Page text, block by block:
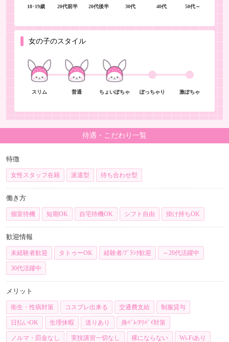
18･19歳 20代前半 20代後半 30代 40代 50代～
女の子のスタイル
スリム 普通 ちょいぽちゃ ぽっちゃり 激ぽちゃ
待遇・こだわり一覧
特徴
女性スタッフ在籍 派遣型 待ち合わせ型
働き方
個室待機 短期OK 自宅待機OK シフト自由 掛け持ちOK
歓迎情報
未経験者歓迎 タトゥーOK 経験者/ﾌﾞﾗﾝｸ歓迎 ～20代活躍中
30代活躍中
メリット
衛生・性病対策 コスプレ出来る 交通費支給 制服貸与
日払いOK 生理休暇 送りあり 身ﾊﾞﾚ/ｱﾘﾊﾞｲ対策
ノルマ・罰金なし 実技講習一切なし 裸にならない Wi-Fiあり